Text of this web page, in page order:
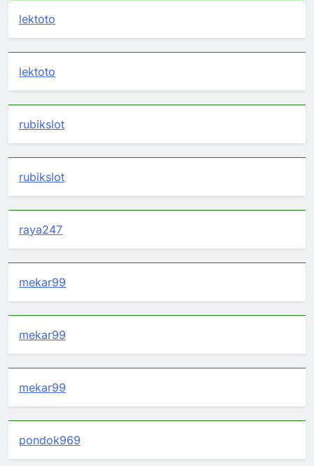
lektoto
lektoto
rubikslot
rubikslot
raya247
mekar99
mekar99
mekar99
pondok969